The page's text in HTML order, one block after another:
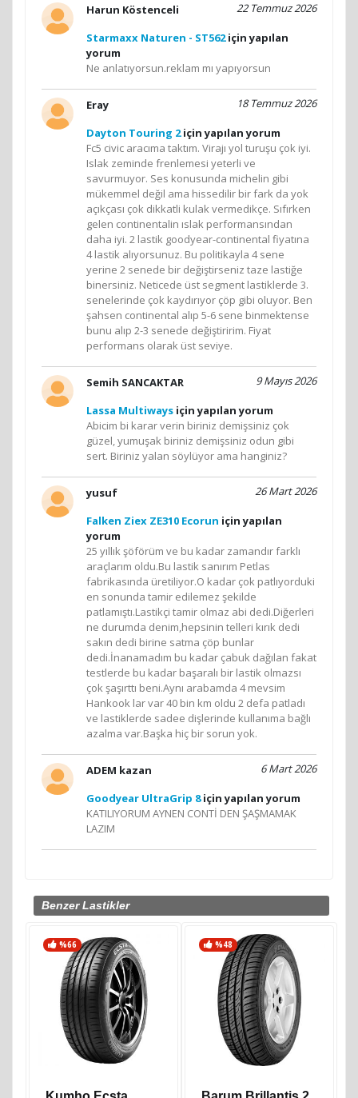
22 Temmuz 2026
Harun Köstenceli
Starmaxx Naturen - ST562için yapılan
yorum
Ne anlatıyorsun.reklam mı yapıyorsun
18 Temmuz 2026
Eray
Dayton Touring 2için yapılan yorum
Fc5 civic aracıma taktım. Virajı yol turuşu çok iyi.
Islak zeminde frenlemesi yeterli ve
savurmuyor. Ses konusunda michelin gibi
mükemmel değil ama hissedilir bir fark da yok
açıkçası çok dikkatli kulak vermedikçe. Sıfırken
gelen continentalin ıslak performansından
daha iyi. 2 lastik goodyear-continental fiyatına
4 lastik alıyorsunuz. Bu politikayla 4 sene
yerine 2 senede bir değiştirseniz taze lastiğe
binersiniz. Neticede üst segment lastiklerde 3.
senelerinde çok kaydırıyor çöp gibi oluyor. Ben
şahsen continental alıp 5-6 sene binmektense
bunu alıp 2-3 senede değiştiririm. Fiyat
performans olarak üst seviye.
9 Mayıs 2026
Semih SANCAKTAR
Lassa Multiways için yapılan yorum
Abicim bi karar verin biriniz demişsiniz çok
güzel, yumuşak biriniz demişsiniz odun gibi
sert. Biriniz yalan söylüyor ama hanginiz?
26 Mart 2026
yusuf
Falken Ziex ZE310 Ecorun için yapılan
yorum
25 yıllık şöförüm ve bu kadar zamandır farklı
araçlarım oldu.Bu lastik sanırım Petlas
fabrikasında üretiliyor.O kadar çok patlıyorduki
en sonunda tamir edilemez şekilde
patlamıştı.Lastikçi tamir olmaz abi dedi.Diğerleri
ne durumda denim,hepsinin telleri kırık dedi
sakın dedi birine satma çöp bunlar
dedi.İnanamadım bu kadar çabuk dağılan fakat
testlerde bu kadar başaralı bir lastik olmazsı
çok şaşırttı beni.Aynı arabamda 4 mevsim
Hankook lar var 40 bin km oldu 2 defa patladı
ve lastiklerde sadee dişlerinde kullanıma bağlı
azalma var.Başka hiç bir sorun yok.
6 Mart 2026
ADEM kazan
Goodyear UltraGrip 8için yapılan yorum
KATILIYORUM AYNEN CONTİ DEN ŞAŞMAMAK
LAZIM
Benzer Lastikler
%66 %48